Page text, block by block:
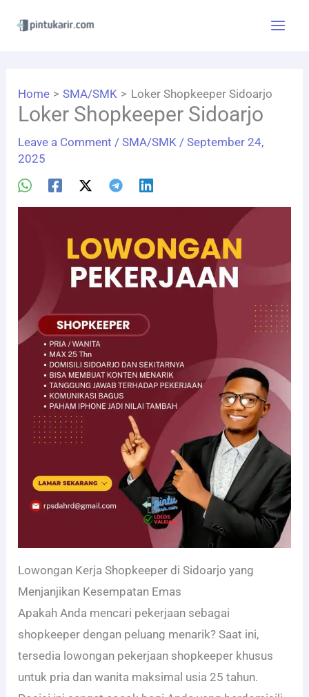
Home SMA/SMK Loker Shopkeeper Sidoarjo
Loker Shopkeeper Sidoarjo
Leave a Comment /SMA/SMK /September 24,
2025
Lowongan Kerja Shopkeeper di Sidoarjo yang
Menjanjikan Kesempatan Emas
Apakah Anda mencari pekerjaan sebagai
shopkeeper dengan peluang menarik? Saat ini,
tersedia lowongan pekerjaan shopkeeper khusus
untuk pria dan wanita maksimal usia 25 tahun.